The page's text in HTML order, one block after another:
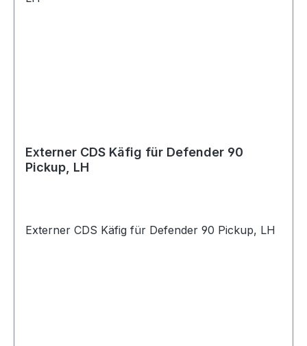
Externer CDS Käfig für Defender 90
Pickup, LH
Externer CDS Käfig für Defender 90 Pickup, LH